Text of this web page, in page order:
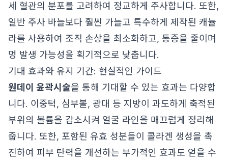
세 혈관의 분포를 고려하여 정교하게 주사합니다. 또한,
일반 주사 바늘보다 훨씬 가늘고 특수하게 제작된 캐뉼
라를 사용하여 조직 손상을 최소화하고, 통증을 줄이며
멍 발생 가능성을 획기적으로 낮춥니다.
기대 효과와 유지 기간: 현실적인 가이드
원데이 윤곽시술을 통해 기대할 수 있는 효과는 다양합
니다. 이중턱, 심부볼, 광대 등 지방이 과도하게 축적된
부위의 볼륨을 감소시켜 얼굴 라인을 매끄럽게 정리해
줍니다. 또한, 포함된 유효 성분들이 콜라겐 생성을 촉
진하여 피부 탄력을 개선하는 부가적인 효과도 얻을 수